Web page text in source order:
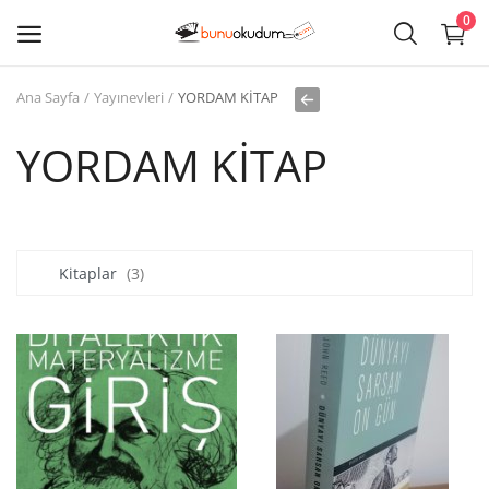
0
Eğitim
Ders - Sınav Kitapları
Çocuk Kitapları
Ana Sayfa Yayınevleri YORDAM KİTAP
YORDAM KİTAP
Kitaplar (3)